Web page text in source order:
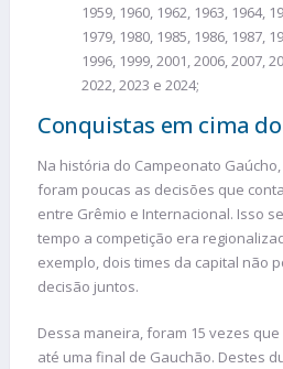
1959, 1960, 1962, 1963, 1964,
1979, 1980, 1985, 1986, 1987,
1996, 1999, 2001, 2006, 2007,
2022, 2023 e 2024;
Conquistas em cima
Na história do Campeonato
foram poucas as decisões que
entre Grêmio e Internacional. Isso
tempo a competição era
exemplo, dois times da capital não
decisão juntos.
Dessa maneira, foram 15 vezes
até uma final de Gauchão. Destes